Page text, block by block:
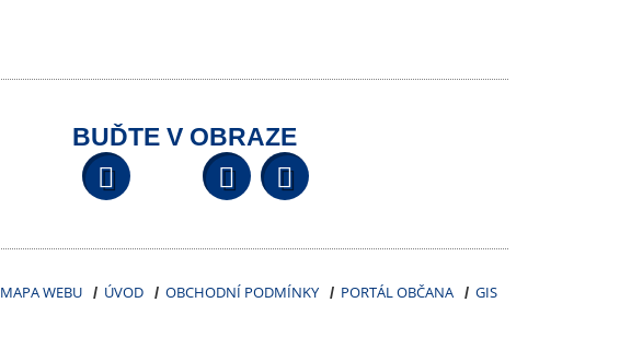
BUĎTE V OBRAZE
Facebook YouTube
MAPA WEBU ÚVOD OBCHODNÍ PODMÍNKY PORTÁL OBČANA GIS